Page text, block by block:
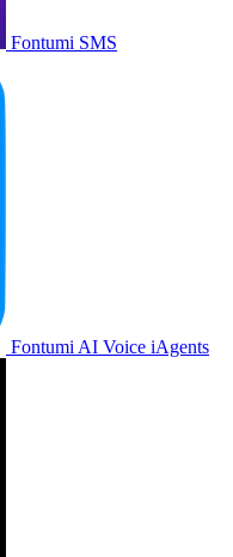
Fontumi SMS
Fontumi AI Voice iAgents